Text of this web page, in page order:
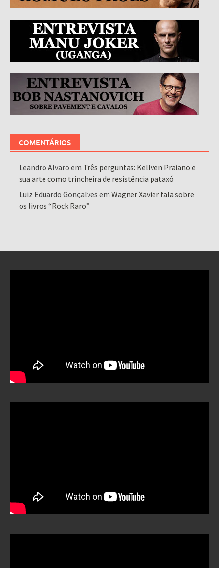
COMENTÁRIOS
Leandro Alvaro em Três perguntas: Kellven Praiano e
sua arte como trincheira de resistência pataxó
Luiz Eduardo Gonçalves emWagner Xavier fala sobre
os livros “Rock Raro”